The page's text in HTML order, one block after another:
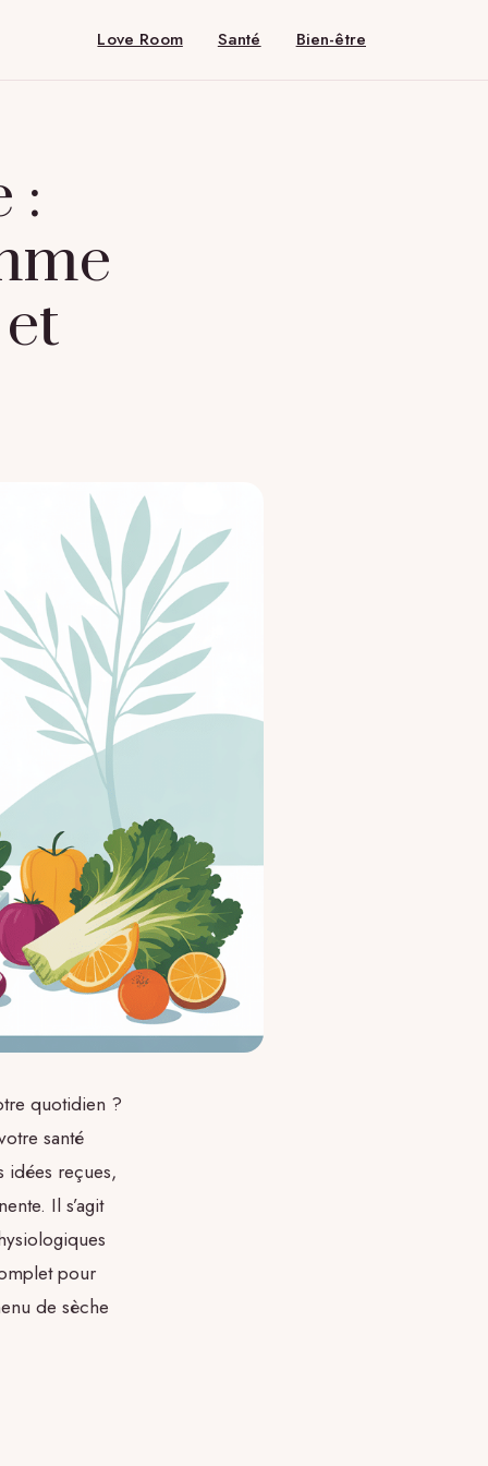
Love Room Santé Bien-être
:
quotidien ?
santé
idées reçues,
Il s’agit
pour
de sèche